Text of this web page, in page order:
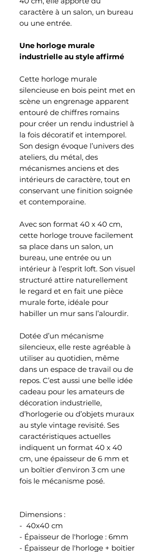
caractère à un salon, un bureau
ou une entrée.
Une horloge murale
industrielle au style affirmé
Cette horloge murale
silencieuse en bois peint met en
scène un engrenage apparent
entouré de chiffres romains
pour créer un rendu industriel à
la fois décoratif et intemporel.
Son design évoque l’univers des
ateliers, du métal, des
mécanismes anciens et des
intérieurs de caractère, tout en
conservant une finition soignée
et contemporaine.
Avec son format 40 x 40 cm,
cette horloge trouve facilement
sa place dans un salon, un
bureau, une entrée ou un
intérieur à l’esprit loft. Son visuel
structuré attire naturellement
le regard et en fait une pièce
murale forte, idéale pour
habiller un mur sans l’alourdir.
Dotée d’un mécanisme
silencieux, elle reste agréable à
utiliser au quotidien, même
dans un espace de travail ou de
repos. C’est aussi une belle idée
cadeau pour les amateurs de
décoration industrielle,
d’horlogerie ou d’objets muraux
au style vintage revisité. Ses
caractéristiques actuelles
indiquent un format 40 x 40
cm, une épaisseur de 6 mm et
un boîtier d’environ 3 cm une
fois le mécanisme posé.
Dimensions :
- 40x40 cm
- Épaisseur de l'horloge : 6mm
- Épaisseur de l'horloge + boitier